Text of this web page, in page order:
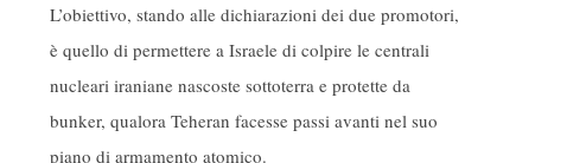
L’obiettivo, stando alle dichiarazioni dei due promotori,
è quello di permettere a Israele di colpire le centrali
nucleari iraniane nascoste sottoterra e protette da
bunker, qualora Teheran facesse passi avanti nel suo
piano di armamento atomico.